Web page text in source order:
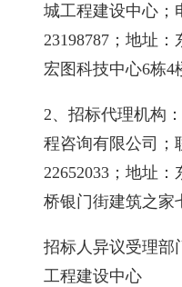
城工程建设中心；
23198787；地址
宏图科技中心6栋4
2、招标代理机构
程咨询有限公司；
22652033；地址
桥银门街建筑之家
招标人异议受理部
工程建设中心